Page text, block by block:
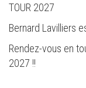
TOUR 2027
Bernard Lavilliers
Rendez-vous en
2027 !!